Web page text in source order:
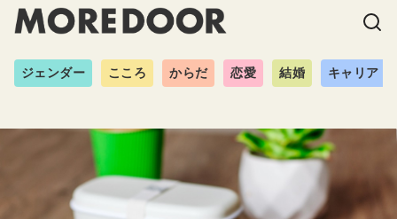
ジェンダー こころ からだ 恋愛 結婚 キャリア